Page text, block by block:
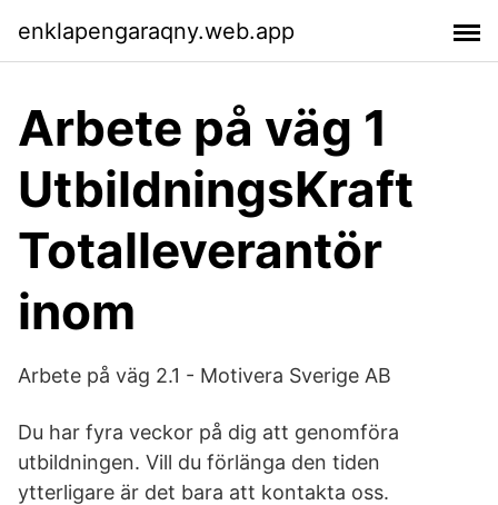
enklapengaraqny.web.app
Arbete på väg 1
UtbildningsKraft
Totalleverantör
inom
Arbete på väg 2.1 - Motivera Sverige AB
Du har fyra veckor på dig att genomföra
utbildningen. Vill du förlänga den tiden
ytterligare är det bara att kontakta oss.